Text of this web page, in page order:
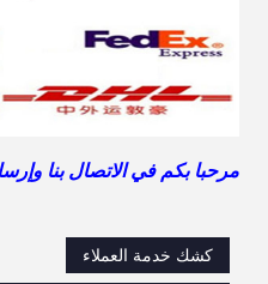
مرحبا بكم في الاتصال بنا
كشك خدمة العملاء